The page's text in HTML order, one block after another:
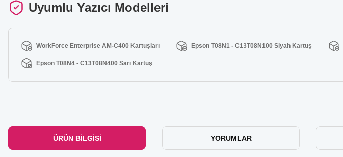
Uyumlu Yazıcı Modelleri
WorkForce Enterprise AM-C400 Kartuşları Epson T08N1 - C13T08N100 Siyah Kartuş
Epson T08N4 - C13T08N400 Sarı Kartuş
ÜRÜN BILGISI YORUMLAR